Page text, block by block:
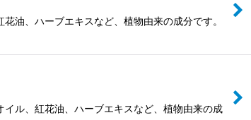
油、ハーブエキスなど、植物由来の成分です。
ル、紅花油、ハーブエキスなど、植物由来の成